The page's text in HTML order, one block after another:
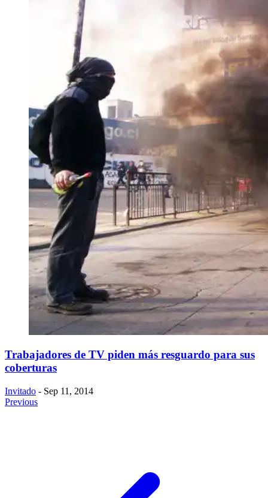
Trabajadores de TV piden más resguardo para sus
coberturas
Invitado - Sep 11, 2014
Previous